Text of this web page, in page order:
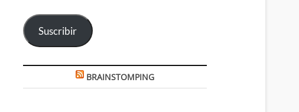
Suscribir
BRAINSTOMPING